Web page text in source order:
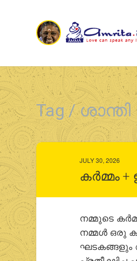
Tag / ശാന്തി
JULY 30, 2026
കർമ്മം
നമ്മുടെ
നമ്മള്‍ ഒരു
ഘടകങ്ങളും